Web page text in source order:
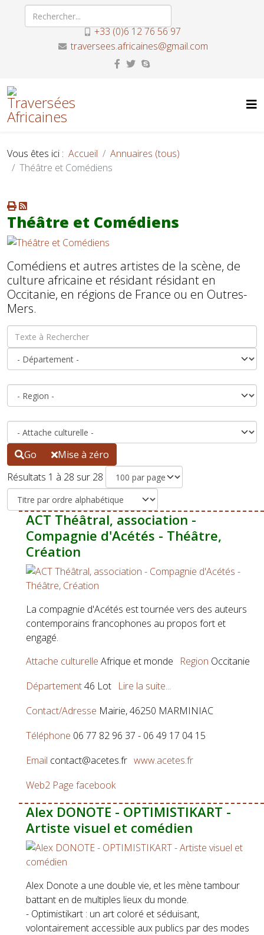
+33 (0)6 12 76 56 97
traversees.africaines@gmail.com
Vous êtes ici : Accueil
Annuaires (tous)
Théâtre et Comédiens
Théâtre et Comédiens
Comédiens et autres artistes de la scène, de
culture africaine et résidant résidant en
Occitanie, en régions de France ou en Outres-
Mers.
Go
Mise à zéro
Résultats 1 à 28 sur 28
ACT Théâtral, association -
Compagnie d'Acétés - Théâtre,
Création
La compagnie d'Acétés est tournée vers des auteurs
contemporains francophones au propos fort et
engagé.
Attache culturelle Afrique et monde Region Occitanie
Département46 Lot
Contact/Adresse Mairie, 46250 MARMINIAC
Téléphone 06 77 82 96 37 - 06 49 17 04 15
Email contact@acetes.fr www.acetes.fr
Web2 Page facebook
Lire la suite...
Alex DONOTE - OPTIMISTIKART -
Artiste visuel et comédien
Alex Donote a une double vie, et les mène tambour
battant en de multiples lieux du monde.
- Optimistikart : un art coloré et séduisant,
volontairement accessible aux publics par des modes